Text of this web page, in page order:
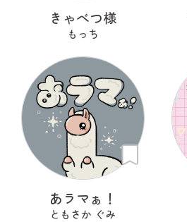
きゃべつ様
もっち
あラマぁ！
ともさか ぐみ